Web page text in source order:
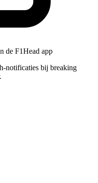
de F1Head app
notificaties bij breaking